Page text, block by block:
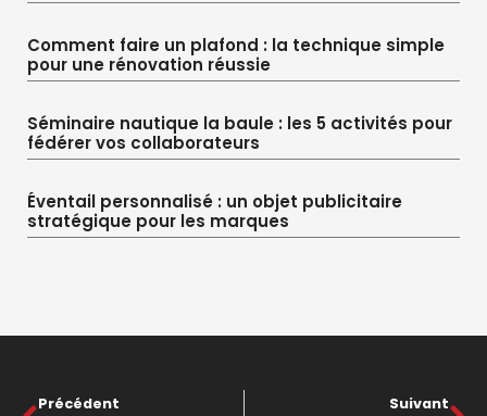
Comment faire un plafond : la technique simple
pour une rénovation réussie
Séminaire nautique la baule : les 5 activités pour
fédérer vos collaborateurs
Éventail personnalisé : un objet publicitaire
stratégique pour les marques
Précédent Suivant